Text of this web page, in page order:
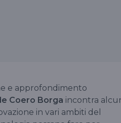
e approfondimento
Coero Borga incontra
in vari ambiti del